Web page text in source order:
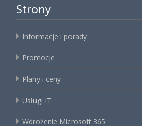
Strony
Informacje i porady
Promocje
Plany i ceny
Usługi IT
Wdrożenie Microsoft 365